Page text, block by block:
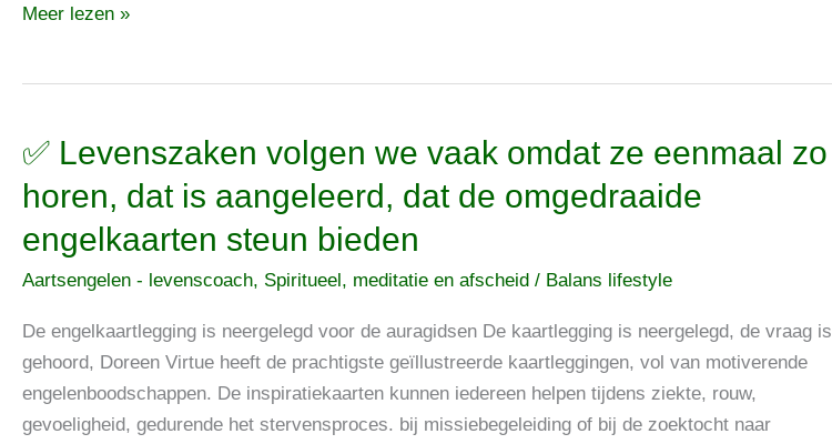
Meer lezen »
✅ Levenszaken volgen we vaak omdat ze eenmaal zo
horen, dat is aangeleerd, dat de omgedraaide
engelkaarten steun bieden
Aartsengelen - levenscoach, Spiritueel, meditatie en afscheid / Balans lifestyle
De engelkaartlegging is neergelegd voor de auragidsen De kaartlegging is neergelegd, de vraag is
gehoord, Doreen Virtue heeft de prachtigste geïllustreerde kaartleggingen, vol van motiverende
engelenboodschappen. De inspiratiekaarten kunnen iedereen helpen tijdens ziekte, rouw,
gevoeligheid, gedurende het stervensproces. bij missiebegeleiding of bij de zoektocht naar
✅
volgen
we
vaak
ze
eenmaal
zo
horen,